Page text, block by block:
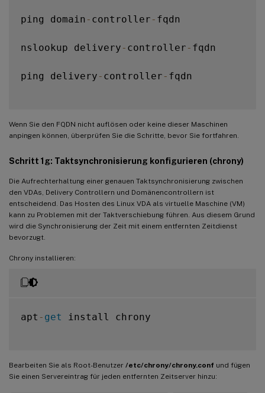
ping domain - controller - fqdn
nslookup delivery - controller - fqdn
ping delivery - controller - fqdn
Wenn Sie den FQDN nicht auflösen oder keine dieser Maschinen
anpingen können, überprüfen Sie die Schritte, bevor Sie fortfahren.
Schritt 1g: Taktsynchronisierung konfigurieren (chrony)
Die Aufrechterhaltung einer genauen Taktsynchronisierung zwischen
den VDAs, Delivery Controllern und Domänencontrollern ist
entscheidend. Das Hosten des Linux VDA als virtuelle Maschine (VM)
kann zu Problemen mit der Taktverschiebung führen. Aus diesem Grund
wird die Synchronisierung der Zeit mit einem entfernten Zeitdienst
bevorzugt.
Chrony installieren:
apt - get install chrony
Bearbeiten Sie als Root-Benutzer /etc/chrony/chrony.conf und fügen
Sie einen Servereintrag für jeden entfernten Zeitserver hinzu: